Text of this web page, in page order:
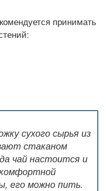
принимать
сухого сырья из
стаканом
чай настоится и
его можно пить.